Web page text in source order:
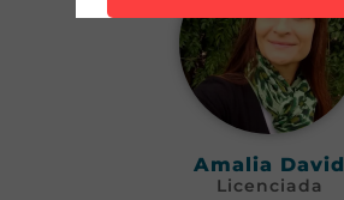
Amalia David
Licenciada